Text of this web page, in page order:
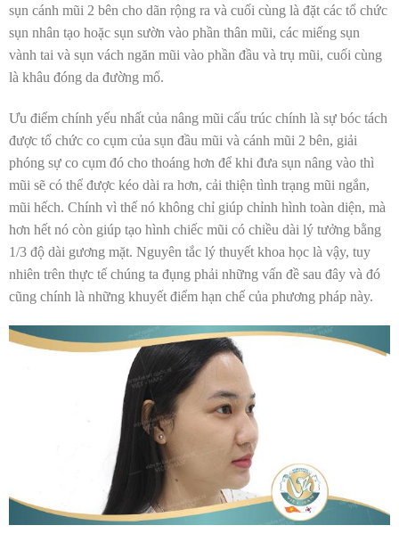
sụn cánh mũi 2 bên cho dãn rộng ra và cuối cùng là đặt các tổ chức
sụn nhân tạo hoặc sụn sườn vào phần thân mũi, các miếng sụn
vành tai và sụn vách ngăn mũi vào phần đầu và trụ mũi, cuối cùng
là khâu đóng da đường mổ.
Ưu điểm chính yếu nhất của nâng mũi cấu trúc chính là sự bóc tách
được tổ chức co cụm của sụn đầu mũi và cánh mũi 2 bên, giải
phóng sự co cụm đó cho thoáng hơn để khi đưa sụn nâng vào thì
mũi sẽ có thể được kéo dài ra hơn, cải thiện tình trạng mũi ngắn,
mũi hếch. Chính vì thế nó không chỉ giúp chỉnh hình toàn diện, mà
hơn hết nó còn giúp tạo hình chiếc mũi có chiều dài lý tưởng bằng
1/3 độ dài gương mặt. Nguyên tắc lý thuyết khoa học là vậy, tuy
nhiên trên thực tế chúng ta đụng phải những vấn đề sau đây và đó
cũng chính là những khuyết điểm hạn chế của phương pháp này.